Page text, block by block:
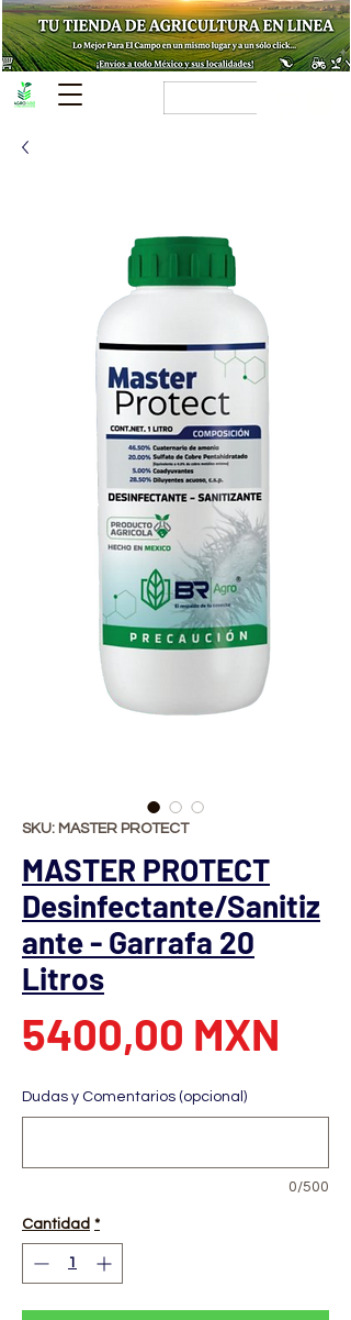
SKU: MASTER PROTECT
MASTER PROTECT
Desinfectante/Sanitiz
ante - Garrafa 20
Litros
5400,00 MXN
Dudas y Comentarios (opcional)
0/500
Cantidad *